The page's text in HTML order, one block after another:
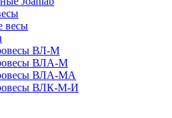
весы
ВЛ-М
ВЛА-М
ВЛА-МА
ВЛК-М-И